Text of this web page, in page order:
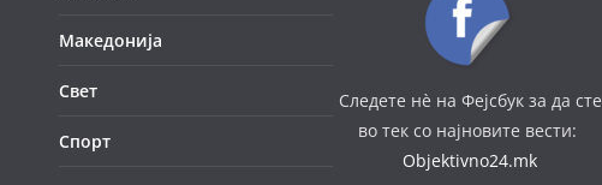
Македонија
Свет
Спорт
Следете нè на Фејсбук за да сте
во тек со најновите вести:
Objektivno24.mk